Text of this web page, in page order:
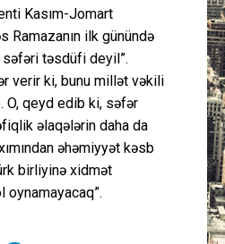
Gündəm
Cəmiyyət
Peşə etikası
Əlaqə
Kasım-Jomart
Ramazanın ilk günündə
təsdüfi deyil”.
verir ki, bunu millət vəkili
O, qeyd edib ki, səfər
əlaqələrin daha da
əhəmiyyət kəsb
birliyinə xidmət
oynamayacaq”.